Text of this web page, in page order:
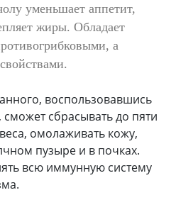
уменьшает аппетит,
жиры. Обладает
а
воспользовавшись
сбрасывать до пяти
омолаживать кожу,
пузыре и в почках.
всю иммунную систему